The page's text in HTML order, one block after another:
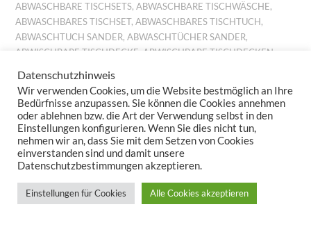
ABWASCHBARE TISCHSETS,ABWASCHBARE TISCHWÄSCHE,
ABWASCHBARES TISCHSET,ABWASCHBARES TISCHTUCH,
ABWASCHTUCH SANDER,ABWASCHTÜCHER SANDER,
ABWISCHBARE TISCHDECKE
ABWISCHBARE TISCHDECKEN
ABWISCHBARES TISCHTUCH
ALLROUND BASKET GOBELIN , AUFLEGER GOBELIN,BESTICKTE
WOLLKISSEN,BESTICKTES WOLLKISSEN,BILLIGE KISSEN,
BILLIGE TISCHDECKE,BILLIGE TISCHLÄUFER, BILLIGE
TISCHWÄSCHE,BILLIGES TISCHTUCH,BROTKORB FRÜHLING
BROTKORB HERBST,BROTKORB SANDER
DIGITALDRUCK FRÜHLING
TISCHDECKE,FESTLICHE TISCHDECKEN,FESTLICHE
TISCHTÜCHER,FESTLICHES TISCHTUCH,
Datenschutzhinweis
Wir verwenden Cookies, um die Website bestmöglich an Ihre
Bedürfnisse anzupassen. Sie können die Cookies annehmen
oder ablehnen bzw. die Art der Verwendung selbst in den
Einstellungen konfigurieren. Wenn Sie dies nicht tun,
nehmen wir an, dass Sie mit dem Setzen von Cookies
einverstanden sind und damit unsere
Datenschutzbestimmungen akzeptieren.
Einstellungen für Cookies Alle Cookies akzeptieren